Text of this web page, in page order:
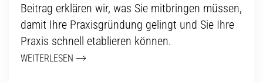
Beitrag erklären wir, was Sie mitbringen müssen,
damit Ihre Praxisgründung gelingt und Sie Ihre
Praxis schnell etablieren können.
WEITERLESEN